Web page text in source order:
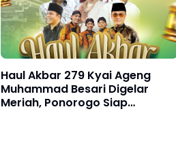
Haul Akbar 279 Kyai Ageng
Muhammad Besari Digelar
Meriah, Ponorogo Siap